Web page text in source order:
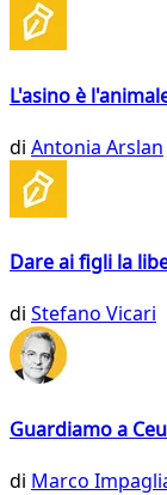
L'asino è
di Antonia Arslan
Dare ai figli la
di Stefano Vicari
Guardiamo a
di Marco